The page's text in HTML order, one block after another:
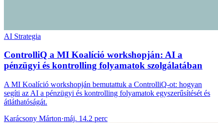
AI Strategia
ControlliQ a MI Koalíció workshopján: AI a
pénzügyi és kontrolling folyamatok szolgálatában
A MI Koalíció workshopján bemutattuk a ControlliQ-ot: hogyan
segíti az AI a pénzügyi és kontrolling folyamatok egyszerűsítését és
átláthatóságát.
Karácsony Márton·máj. 14.2 perc